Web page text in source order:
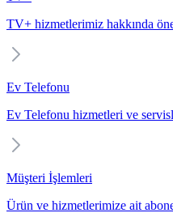
TV+ hizmetlerimiz hakkında
Ev Telefonu
Ev Telefonu hizmetleri ve
Müşteri İşlemleri
Ürün ve hizmetlerimize ait